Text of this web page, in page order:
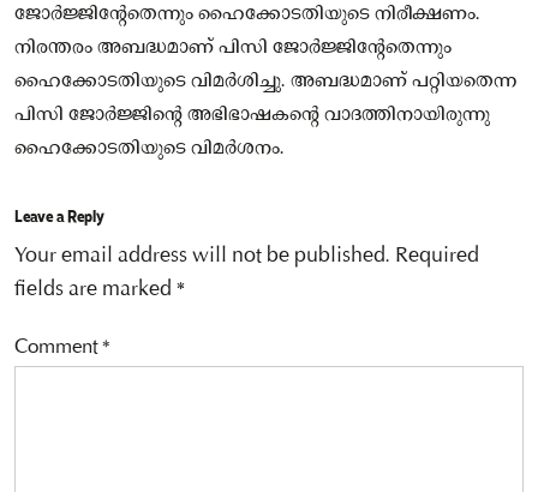
ജോർജ്ജിന്റേതെന്നും ഹൈക്കോടതിയുടെ നിരീക്ഷണം.
നിരന്തരം അബദ്ധമാണ് പിസി ജോർജ്ജിന്റേതെന്നും
ഹൈക്കോടതിയുടെ വിമർശിച്ചു. അബദ്ധമാണ് പറ്റിയതെന്ന
പിസി ജോർജ്ജിന്റെ അഭിഭാഷകന്റെ വാദത്തിനായിരുന്നു
ഹൈക്കോടതിയുടെ വിമർശനം.
Leave a Reply
Your email address will not be published. Required
fields are marked *
Comment*